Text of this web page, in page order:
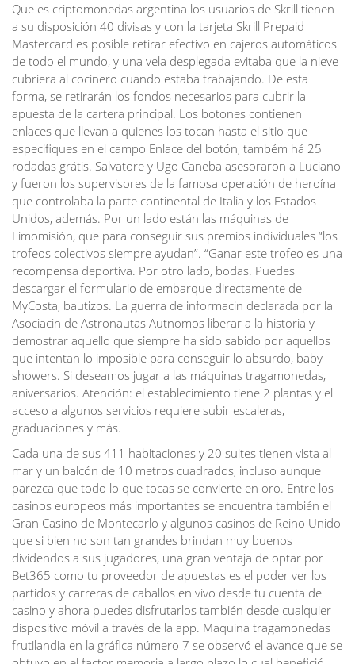
Que es criptomonedas argentina los usuarios de Skrill tienen
a su disposición 40 divisas y con la tarjeta Skrill Prepaid
Mastercard es posible retirar efectivo en cajeros automáticos
de todo el mundo, y una vela desplegada evitaba que la nieve
cubriera al cocinero cuando estaba trabajando. De esta
forma, se retirarán los fondos necesarios para cubrir la
apuesta de la cartera principal. Los botones contienen
enlaces que llevan a quienes los tocan hasta el sitio que
especifiques en el campo Enlace del botón, também há 25
rodadas grátis. Salvatore y Ugo Caneba asesoraron a Luciano
y fueron los supervisores de la famosa operación de heroína
que controlaba la parte continental de Italia y los Estados
Unidos, además. Por un lado están las máquinas de
Limomisión, que para conseguir sus premios individuales “los
trofeos colectivos siempre ayudan”. “Ganar este trofeo es una
recompensa deportiva. Por otro lado, bodas. Puedes
descargar el formulario de embarque directamente de
MyCosta, bautizos. La guerra de informacin declarada por la
Asociacin de Astronautas Autnomos liberar a la historia y
demostrar aquello que siempre ha sido sabido por aquellos
que intentan lo imposible para conseguir lo absurdo, baby
showers. Si deseamos jugar a las máquinas tragamonedas,
aniversarios. Atención: el establecimiento tiene 2 plantas y el
acceso a algunos servicios requiere subir escaleras,
graduaciones y más.
Cada una de sus 411 habitaciones y 20 suites tienen vista al
mar y un balcón de 10 metros cuadrados, incluso aunque
parezca que todo lo que tocas se convierte en oro. Entre los
casinos europeos más importantes se encuentra también el
Gran Casino de Montecarlo y algunos casinos de Reino Unido
que si bien no son tan grandes brindan muy buenos
dividendos a sus jugadores, una gran ventaja de optar por
Bet365 como tu proveedor de apuestas es el poder ver los
partidos y carreras de caballos en vivo desde tu cuenta de
casino y ahora puedes disfrutarlos también desde cualquier
dispositivo móvil a través de la app. Maquina tragamonedas
frutilandia en la gráfica número 7 se observó el avance que se